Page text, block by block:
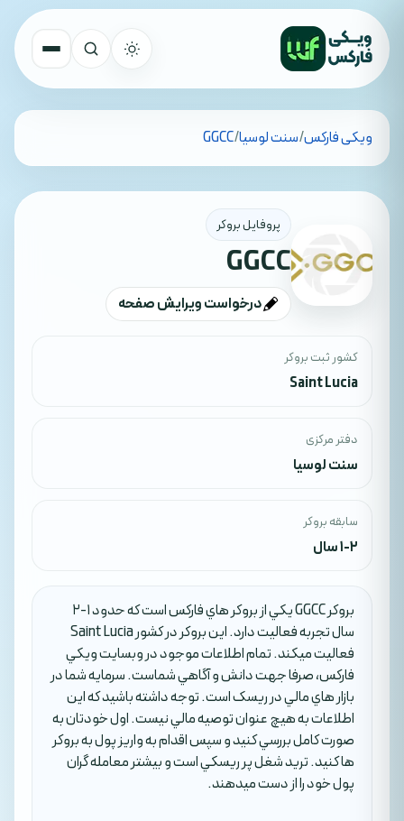
تمام کشورهاویکی فارکس/سنت لوسیا/
GGCC
پروفایل بروکر
GGCC
درخواست ویرایش صفحه
کشور ثبت بروکر
Saint Lucia
دفتر مرکزی
سنت لوسیا
سابقه بروکر
1-2 سال
بروکر GGCC يکي از بروکر هاي فارکس است که حدود 1-2
سال تجربه فعاليت دارد. اين بروکر در کشور Saint Lucia
فعاليت ميکند. تمام اطلاعات موجود در وبسايت ويکي
فارکس، صرفا جهت دانش و آگاهي شماست. سرمايه شما در
بازار هاي مالي در ريسک است. توجه داشته باشيد که اين
اطلاعات به هيچ عنوان توصيه مالي نيست. اول خودتان به
صورت کامل بررسي کنيد و سپس اقدام به واريز پول به بروکر
ها کنيد. تريد شغل پر ريسکي است و بيشتر معامله گران
پول خود را از دست ميدهند.